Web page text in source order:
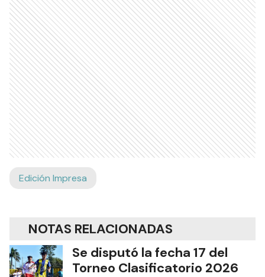
Edición Impresa
NOTAS RELACIONADAS
Se disputó la fecha 17 del
Torneo Clasificatorio 2026